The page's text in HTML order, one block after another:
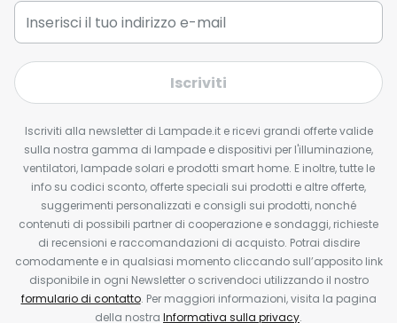
Iscriviti
Iscriviti alla newsletter di Lampade.it e ricevi grandi offerte valide
sulla nostra gamma di lampade e dispositivi per l'illuminazione,
ventilatori, lampade solari e prodotti smart home. E inoltre, tutte le
info su codici sconto, offerte speciali sui prodotti e altre offerte,
suggerimenti personalizzati e consigli sui prodotti, nonché
contenuti di possibili partner di cooperazione e sondaggi, richieste
di recensioni e raccomandazioni di acquisto. Potrai disdire
comodamente e in qualsiasi momento cliccando sull’apposito link
disponibile in ogni Newsletter o scrivendoci utilizzando il nostro
formulario di contatto. Per maggiori informazioni, visita la pagina
della nostra Informativa sulla privacy.